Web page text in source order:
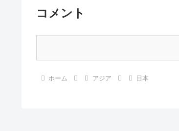
コメント
ホーム アジア 日本